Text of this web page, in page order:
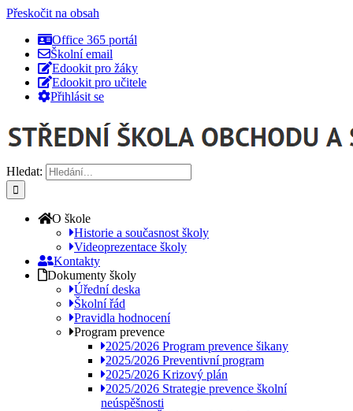
Přeskočit na obsah
Office 365 portál
Školní email
Edookit pro žáky
Edookit pro učitele
Přihlásit se
Hledat:
O škole
Historie a současnost školy
Videoprezentace školy
Kontakty
Dokumenty školy
Úřední deska
Školní řád
Pravidla hodnocení
Program prevence
2025/2026 Program prevence šikany
2025/2026 Preventivní program
2025/2026 Krizový plán
2025/2026 Strategie prevence školní
neúspěšnosti